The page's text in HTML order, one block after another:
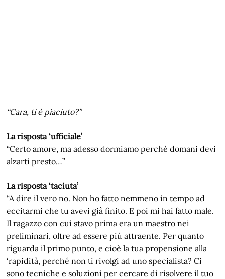
“Cara, ti è piaciuto?”
La risposta ‘ufficiale’
“Certo amore, ma adesso dormiamo perché domani devi
alzarti presto…”
La risposta ‘taciuta’
“A dire il vero no. Non ho fatto nemmeno in tempo ad
eccitarmi che tu avevi già finito. E poi mi hai fatto male.
Il ragazzo con cui stavo prima era un maestro nei
preliminari, oltre ad essere più attraente. Per quanto
riguarda il primo punto, e cioè la tua propensione alla
‘rapidità, perché non ti rivolgi ad uno specialista? Ci
sono tecniche e soluzioni per cercare di risolvere il tuo